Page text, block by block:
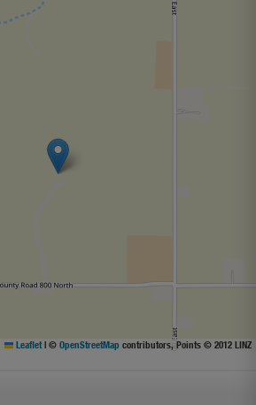
Leaflet | © OpenStreetMap contributors, Points © 2012 LINZ